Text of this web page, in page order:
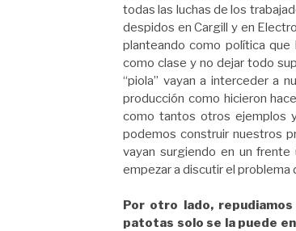
todas las luchas de los
despidos en Cargill y en
planteando como política
como clase y no dejar todo
“piola” vayan a interceder a
producción como hicieron
como tantos otros ejemplos
podemos construir nuestros
vayan surgiendo en un frente
empezar a discutir el problema
Por otro lado,
patotas solo se la puede